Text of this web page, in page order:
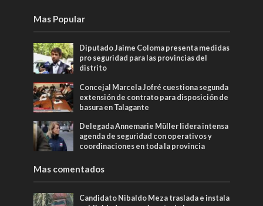
Mas Popular
Diputado Jaime Coloma presenta medidas
pro seguridad para las provincias del
distrito
Concejal Marcela Jofré cuestiona segunda
extensión de contrato para disposición de
basura en Talagante
Delegada Annemarie Müller lidera intensa
agenda de seguridad con operativos y
coordinaciones en toda la provincia
Mas comentados
Candidato Nibaldo Meza traslada e instala